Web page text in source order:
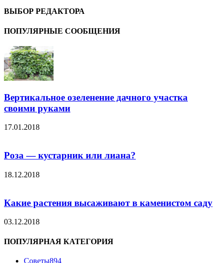
ВЫБОР РЕДАКТОРА
ПОПУЛЯРНЫЕ СООБЩЕНИЯ
Вертикальное озеленение дачного участка
своими руками
17.01.2018
Роза — кустарник или лиана?
18.12.2018
Какие растения высаживают в каменистом саду
03.12.2018
ПОПУЛЯРНАЯ КАТЕГОРИЯ
Советы894